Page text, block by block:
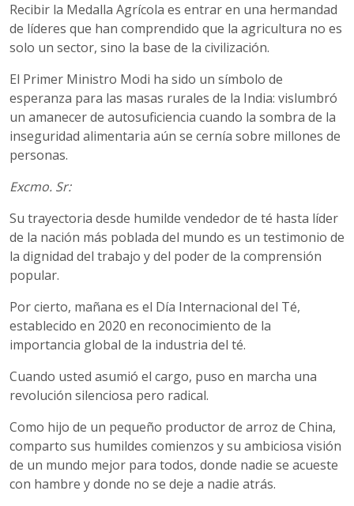
Recibir la Medalla Agrícola es entrar en una hermandad
de líderes que han comprendido que la agricultura no es
solo un sector, sino la base de la civilización.
El Primer Ministro Modi ha sido un símbolo de
esperanza para las masas rurales de la India: vislumbró
un amanecer de autosuficiencia cuando la sombra de la
inseguridad alimentaria aún se cernía sobre millones de
personas.
Excmo. Sr:
Su trayectoria desde humilde vendedor de té hasta líder
de la nación más poblada del mundo es un testimonio de
la dignidad del trabajo y del poder de la comprensión
popular.
Por cierto, mañana es el Día Internacional del Té,
establecido en 2020 en reconocimiento de la
importancia global de la industria del té.
Cuando usted asumió el cargo, puso en marcha una
revolución silenciosa pero radical.
Como hijo de un pequeño productor de arroz de China,
comparto sus humildes comienzos y su ambiciosa visión
de un mundo mejor para todos, donde nadie se acueste
con hambre y donde no se deje a nadie atrás.